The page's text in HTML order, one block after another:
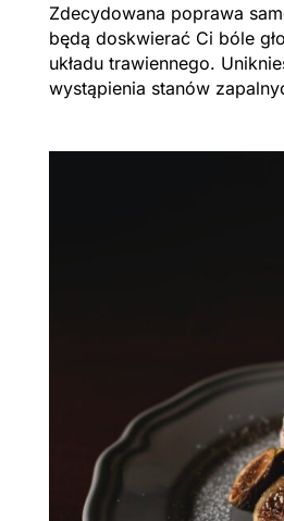
Zdecydowana poprawa
będą doskwierać Ci bóle
układu trawiennego.
wystąpienia stanów